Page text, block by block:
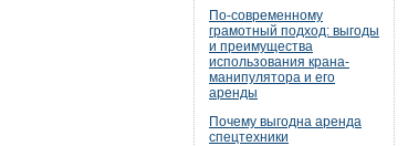
По-современному
грамотный подход: выгоды
и преимущества
использования крана-
манипулятора и его
аренды
Почему выгодна аренда
спецтехники